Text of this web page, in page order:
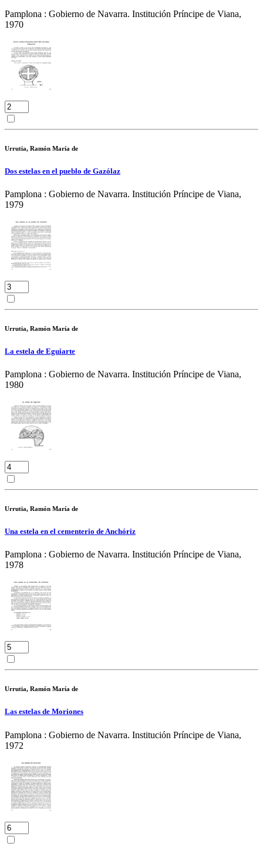
Pamplona : Gobierno de Navarra. Institución Príncipe de Viana,
1970
Urrutia, Ramón María de
Dos estelas en el pueblo de Gazólaz
Pamplona : Gobierno de Navarra. Institución Príncipe de Viana,
1979
Urrutia, Ramón María de
La estela de Eguiarte
Pamplona : Gobierno de Navarra. Institución Príncipe de Viana,
1980
Urrutia, Ramón María de
Una estela en el cementerio de Anchóriz
Pamplona : Gobierno de Navarra. Institución Príncipe de Viana,
1978
Urrutia, Ramón María de
Las estelas de Moriones
Pamplona : Gobierno de Navarra. Institución Príncipe de Viana,
1972